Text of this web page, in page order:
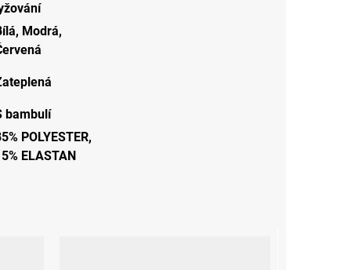
, Modrá,
bambulí
POLYESTER,
ELASTAN